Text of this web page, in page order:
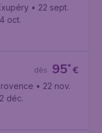
• 22 sept.
oct.
€
95*
dès
• 22 nov.
déc.